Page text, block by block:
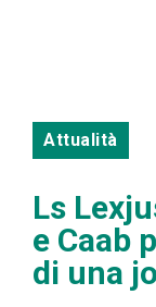
Attualità
Ls
e Caab
di una